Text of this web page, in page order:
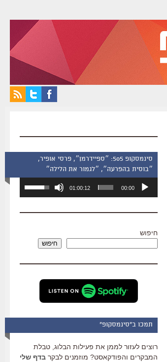
סינמסקופ 505: ״ספיידרמן״, פרסי אופיר,
״בוסית בהפרעה״, ״לגמור את הלילה״
אודיו
00:00
01:00:12
השתמש
כדי
שמע.
חיפוש
חיפוש
תמכו ב"סינמסקופ"
רוצים לעזור לממן את פעילות הבלוג, טבלת
המבקרים והפודקאסט? מוזמנים לבקר בדף שלי